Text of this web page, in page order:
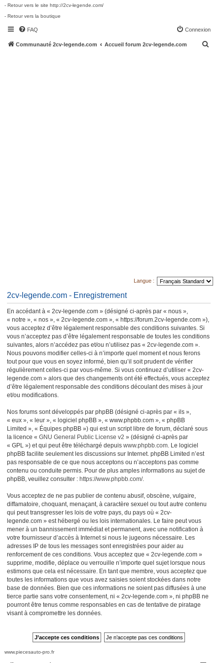
- Retour vers le site http://2cv-legende.com/
- Retour vers la boutique
FAQ Connexion
Communauté 2cv-legende.com Accueil forum 2cv-legende.com
Langue :
2cv-legende.com - Enregistrement
En accédant à « 2cv-legende.com » (désigné ci-après par « nous »,
« notre », « nos », « 2cv-legende.com », « https://forum.2cv-legende.com »),
vous acceptez d’être légalement responsable des conditions suivantes. Si
vous n’acceptez pas d’être légalement responsable de toutes les conditions
suivantes, alors n’accédez pas et/ou n’utilisez pas « 2cv-legende.com ».
Nous pouvons modifier celles-ci à n’importe quel moment et nous ferons
tout pour que vous en soyez informé, bien qu’il soit prudent de vérifier
régulièrement celles-ci par vous-même. Si vous continuez d’utiliser « 2cv-
legende.com » alors que des changements ont été effectués, vous acceptez
d’être légalement responsable des conditions découlant des mises à jour
et/ou modifications.
Nos forums sont développés par phpBB (désigné ci-après par « ils »,
« eux », « leur », « logiciel phpBB », « www.phpbb.com », « phpBB
Limited », « Équipes phpBB ») qui est un script libre de forum, déclaré sous
la licence « GNU General Public License v2 » (désigné ci-après par
« GPL ») et qui peut être téléchargé depuis www.phpbb.com. Le logiciel
phpBB facilite seulement les discussions sur Internet. phpBB Limited n’est
pas responsable de ce que nous acceptons ou n’acceptons pas comme
contenu ou conduite permis. Pour de plus amples informations au sujet de
phpBB, veuillez consulter : https://www.phpbb.com/.
Vous acceptez de ne pas publier de contenu abusif, obscène, vulgaire,
diffamatoire, choquant, menaçant, à caractère sexuel ou tout autre contenu
qui peut transgresser les lois de votre pays, du pays où « 2cv-
legende.com » est hébergé ou les lois internationales. Le faire peut vous
mener à un bannissement immédiat et permanent, avec une notification à
votre fournisseur d’accès à Internet si nous le jugeons nécessaire. Les
adresses IP de tous les messages sont enregistrées pour aider au
renforcement de ces conditions. Vous acceptez que « 2cv-legende.com »
supprime, modifie, déplace ou verrouille n’importe quel sujet lorsque nous
estimons que cela est nécessaire. En tant que membre, vous acceptez que
toutes les informations que vous avez saisies soient stockées dans notre
base de données. Bien que ces informations ne soient pas diffusées à une
tierce partie sans votre consentement, ni « 2cv-legende.com », ni phpBB ne
pourront être tenus comme responsables en cas de tentative de piratage
visant à compromettre les données.
www.piecesauto-pro.fr